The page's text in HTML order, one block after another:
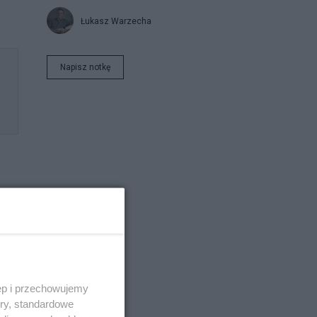
Łukasz Warzecha
Napisz notkę
i przechowujemy
standardowe